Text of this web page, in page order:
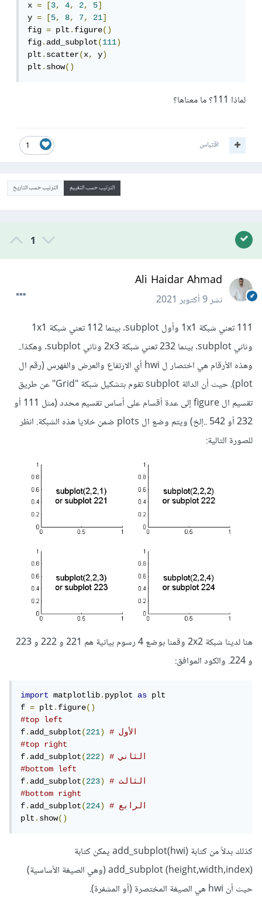
x = [3, 4, 2, 5]
y = [5, 8, 7, 21]
fig = plt.figure()
fig.add_subplot(111)
plt.scatter(x, y)
plt.show()
لماذا 111؟ ما معناها؟
1 اقتباس
الترتيب حسب التقييم الترتيب حسب التاريخ
1
Ali Haidar Ahmad
نشر9 أكتوبر 2021
111 تعني شبكة 1x1 وأول subplot. بينما 112 تعني شبكة 1x1
وثاني subplot. بينما 232 تعني شبكة 2x3 وثاني subplot. وهكذا..
وهذه الأرقام هي اختصار ل hwi أي الارتفاع والعرض والفهرس (رقم ال
plot). حيث أن الدالة subplot تقوم بتشكيل شبكة "Grid" عن طريق
تقسيم ال figure إلى عدة أقسام على أساس تقسيم محدد (مثل 111 أو
232 أو 542 ..إلخ) ويتم وضع ال plots ضمن خلايا هذه الشبكة. انظر
للصورة التالية:
هنا لدينا شبكة 2x2 وقمنا بوضع 4 رسوم بيانية هم 221 و 222 و 223
و 224. والكود الموافق:
import matplotlib.pyplot as plt
f = plt.figure()
#top left
f.add_subplot(221)
# الأول
#top right
f.add_subplot(222)
# الثاني
#bottom left
f.add_subplot(223)
# الثالث
#bottom right
f.add_subplot(224)
# الرابع
plt.show()
كذلك بدلاً من كتابة add_subplot(hwi) يمكن كتابة
(height,width,index) add_subplot (وهي الصيغة الأساسية)
حيث أن hwi هي الصيغة المختصرة (أو المشفرة).